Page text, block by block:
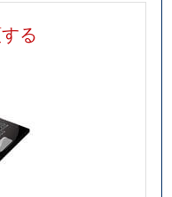
マリンパーク
御影(阪急)
る